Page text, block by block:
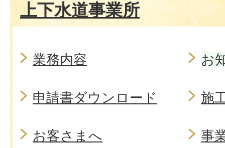
上下水道事業所
業務内容 お
申請書ダウンロード 施
お客さまへ 事